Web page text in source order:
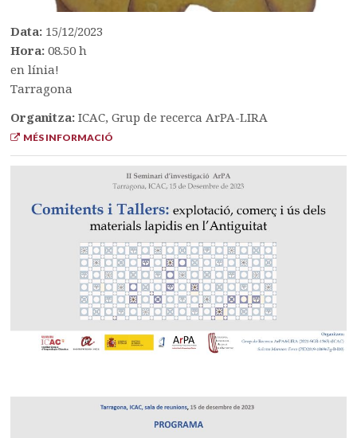
Data: 15/12/2023
Hora:08.50 h
en línia!
Tarragona
Organitza:ICAC, Grup de recerca ArPA-LIRA
MÉS INFORMACIÓ